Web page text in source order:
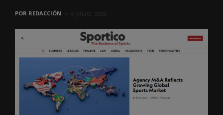
POR REDACCIÓN